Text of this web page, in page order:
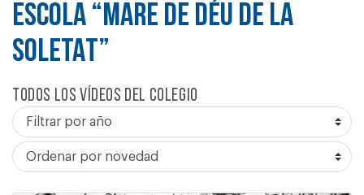
ESCOLA “MARE DE DÉU DE LA
SOLETAT”
Todos los vídeos del colegio